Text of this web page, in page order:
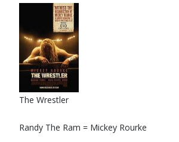
The Wrestler
Randy The Ram = Mickey Rourke